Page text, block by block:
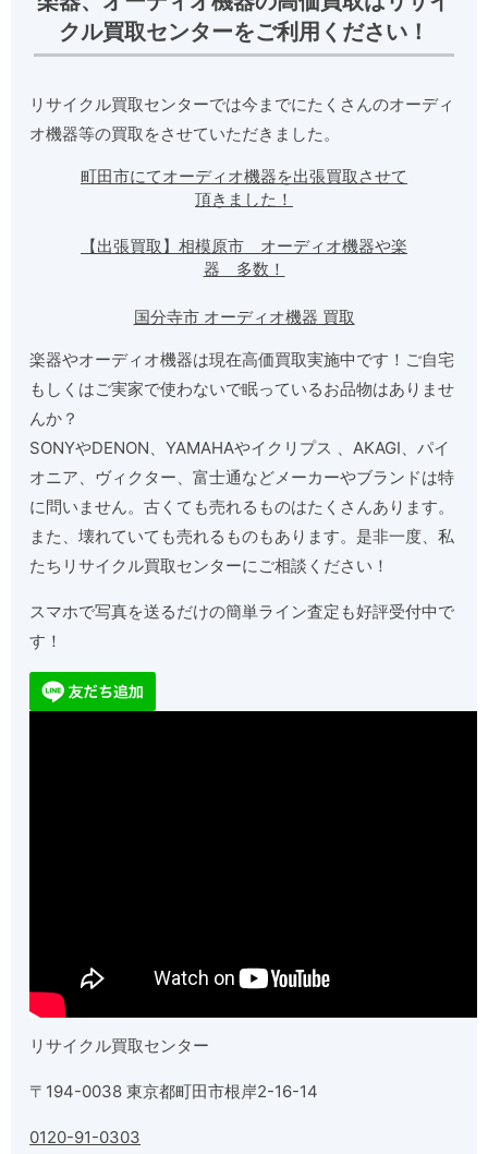
クル買取センターをご利用ください！
リサイクル買取センターでは今までにたくさんのオーディ
オ機器等の買取をさせていただきました。
町田市にてオーディオ機器を出張買取させて
頂きました！
【出張買取】相模原市 オーディオ機器や楽
器 多数！
国分寺市 オーディオ機器 買取
楽器やオーディオ機器は現在高価買取実施中です！ご自宅
もしくはご実家で使わないで眠っているお品物はありませ
んか？
SONYやDENON、YAMAHAやイクリプス 、AKAGI、パイ
オニア、ヴィクター、富士通などメーカーやブランドは特
に問いません。古くても売れるものはたくさんあります。
また、壊れていても売れるものもあります。是非一度、私
たちリサイクル買取センターにご相談ください！
スマホで写真を送るだけの簡単ライン査定も好評受付中で
す！
リサイクル買取センター
〒194-0038 東京都町田市根岸2-16-14
0120-91-0303